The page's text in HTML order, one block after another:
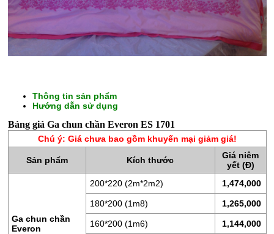
CHĂN
GA
GỐI
ĐỆM
BÔNG
LÒ
Thông tin sản phẩm
Hướng dẫn sử dụng
Bảng giá Ga chun chần Everon ES 1701
Chú ý: Giá chưa bao gồm khuyến mại giảm giá!
Sản phẩm Kích thước
Giá niêm
yết (Đ)
Ga chun chần
Everon
200*220 (2m*2m2) 1,474,000
180*200 (1m8) 1,265,000
160*200 (1m6) 1,144,000